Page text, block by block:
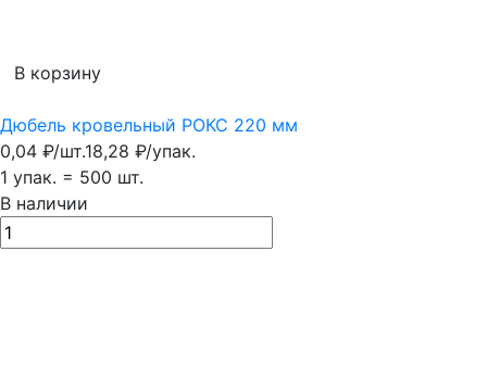
В корзину
Дюбель кровельный РОКС 220 мм
0,04 ₽/шт.18,28 ₽/упак.
1 упак. = 500 шт.
В наличии